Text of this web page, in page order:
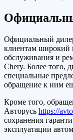
Официальный
клиентам широкий
обслуживания и
Chery. Более того,
специальные
обращение к ним
Кроме того,
Авторусь https://
сохранения
эксплуатации